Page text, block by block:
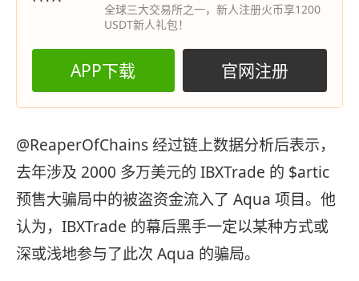
全球三大交易所之一，新人注册火币享1200
USDT新人礼包！
APP下载 官网注册
@ReaperOfChains 经过链上数据分析后表示，
去年涉及 2000 多万美元的 IBXTrade 的 $artic
预售大骗局中的被盗资金流入了 Aqua 项目。他
认为，IBXTrade 的幕后黑手一定以某种方式或
深或浅地参与了此次 Aqua 的骗局。